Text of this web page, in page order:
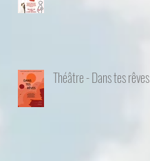
Théâtre - Dans tes rêves